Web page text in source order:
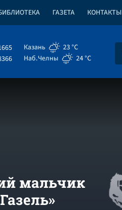
ГАЗЕТА КОНТАКТЫ
Казань
23 °C
Наб.Челны
24 °C
мальчик